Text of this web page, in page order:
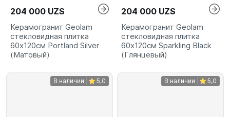
204 000 UZS
Керамогранит Geolam
стекловидная плитка
60х120см Portland Silver
(Матовый)
204 000 UZS
Керамогранит Geolam
стекловидная плитка
60х120см Sparkling Black
(Глянцевый)
В наличии 5,0 В наличии 5,0